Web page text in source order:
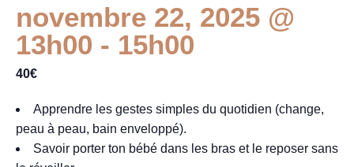
novembre 22, 2025 @
13h00 - 15h00
40€
Apprendre les gestes simples du quotidien (change,
peau à peau, bain enveloppé).
Savoir porter ton bébé dans les bras et le reposer sans